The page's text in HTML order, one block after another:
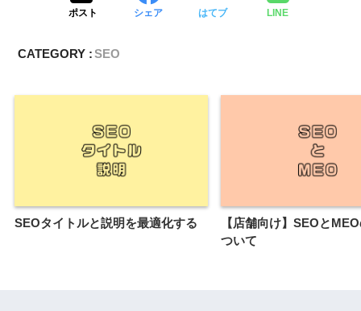
ポスト シェア はてブ LINE
CATEGORY :SEO
SEOタイトルと説明を最適化する
【店舗向け】SEOと
ついて